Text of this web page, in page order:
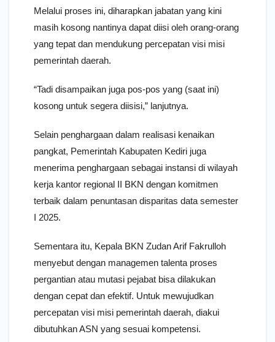
Melalui proses ini, diharapkan jabatan yang kini
masih kosong nantinya dapat diisi oleh orang-orang
yang tepat dan mendukung percepatan visi misi
pemerintah daerah.
“Tadi disampaikan juga pos-pos yang (saat ini)
kosong untuk segera diisisi,” lanjutnya.
Selain penghargaan dalam realisasi kenaikan
pangkat, Pemerintah Kabupaten Kediri juga
menerima penghargaan sebagai instansi di wilayah
kerja kantor regional II BKN dengan komitmen
terbaik dalam penuntasan disparitas data semester
I 2025.
Sementara itu, Kepala BKN Zudan Arif Fakrulloh
menyebut dengan managemen talenta proses
pergantian atau mutasi pejabat bisa dilakukan
dengan cepat dan efektif. Untuk mewujudkan
percepatan visi misi pemerintah daerah, diakui
dibutuhkan ASN yang sesuai kompetensi.